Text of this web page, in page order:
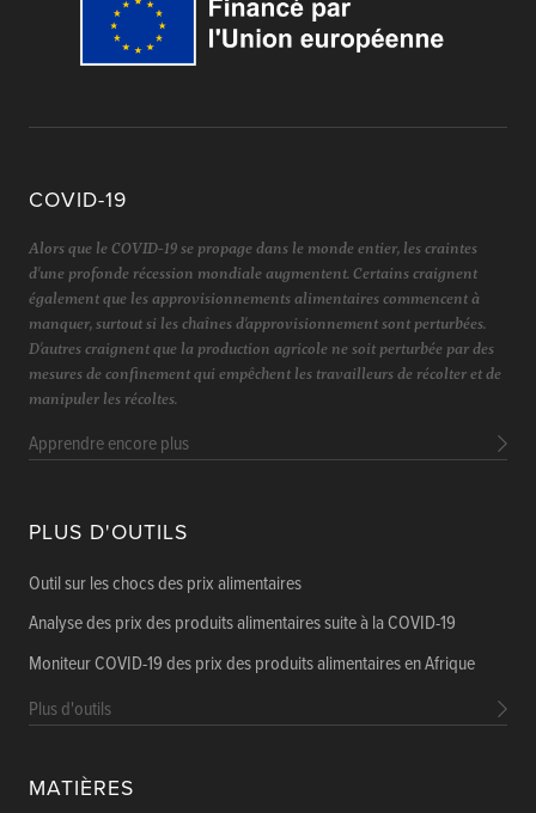
PLUS D'OUTILS
Outil sur les chocs des prix alimentaires
Analyse des prix des produits alimentaires suite à la COVID-19
Moniteur COVID-19 des prix des produits alimentaires en Afrique
Plus d'outils
MATIÈRES
COVID-19
Alors que le COVID-19 se propage dans le monde entier, les craintes
d'une profonde récession mondiale augmentent. Certains craignent
également que les approvisionnements alimentaires commencent à
manquer, surtout si les chaînes d'approvisionnement sont perturbées.
D'autres craignent que la production agricole ne soit perturbée par des
mesures de confinement qui empêchent les travailleurs de récolter et de
manipuler les récoltes.
Apprendre encore plus